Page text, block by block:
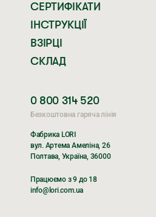
СЕРТИФІКАТИ
ІНСТРУКЦІЇ
ВЗІРЦІ
СКЛАД
0 800 314 520
Безкоштовна гаряча лінія
Фабрика LORI
вул. Артема Амеліна, 26
Полтава, Україна, 36000
Працюємо з 9 до 18
info@lori.com.ua